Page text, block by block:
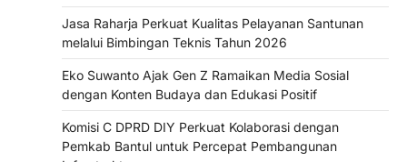
Jasa Raharja Perkuat Kualitas Pelayanan Santunan
melalui Bimbingan Teknis Tahun 2026
Eko Suwanto Ajak Gen Z Ramaikan Media Sosial
dengan Konten Budaya dan Edukasi Positif
Komisi C DPRD DIY Perkuat Kolaborasi dengan
Pemkab Bantul untuk Percepat Pembangunan